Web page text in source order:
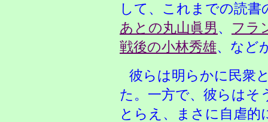
して、これまでの読
あとの丸山眞男、 フラ
戦後の小林秀雄、など
彼らは明らかに民衆
た。一方で、彼らはそ
とらえ、まさに自虐